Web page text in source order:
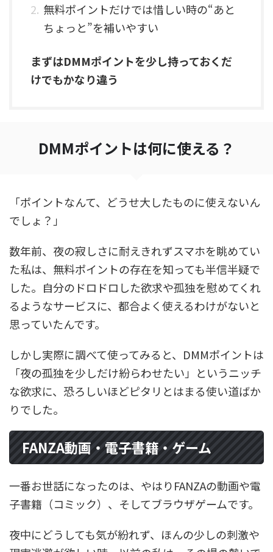
無料ポイントだけでは惜しい時の“あと
ちょっと”を補いやすい
まずはDMMポイントを少し持っておくだ
けでもかなり違う
DMMポイントは何に使える？
「ポイントなんて、どうせ大したものに使えないん
でしょ？」
数年前、夜の寂しさに耐えきれずスマホを眺めてい
た私は、無料ポイントの存在を知っても半信半疑で
した。自分のドロドロした欲求や孤独を慰めてくれ
るようなサービスに、都合よく使えるわけがないと
思っていたんです。
しかし実際に調べて使ってみると、DMMポイントは
「夜の孤独を少しだけ紛らわせたい」というニッチ
な欲求に、恐ろしいほどピタリとはまる使い道ばか
りでした。
FANZA動画・電子書籍・ゲーム
一番お世話になったのは、やはりFANZAの動画や電
子書籍（コミック）、そしてブラウザゲームです。
夜中にどうしても気が紛れず、ほんの少しの刺激や